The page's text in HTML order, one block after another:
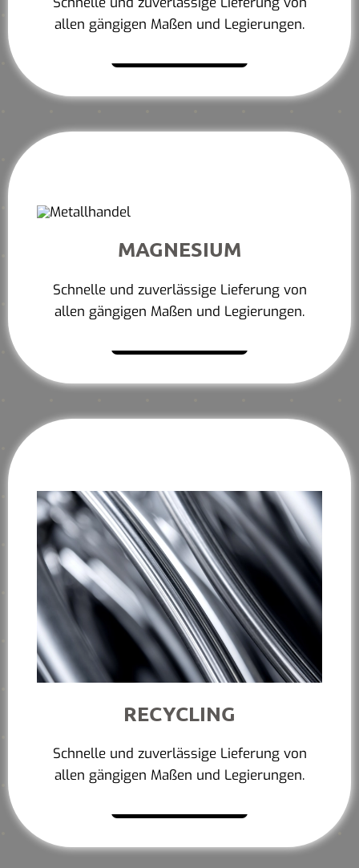
allen gängigen Maßen und Legierungen.
MAGNESIUM
Schnelle und zuverlässige Lieferung von
allen gängigen Maßen und Legierungen.
RECYCLING
Schnelle und zuverlässige Lieferung von
allen gängigen Maßen und Legierungen.